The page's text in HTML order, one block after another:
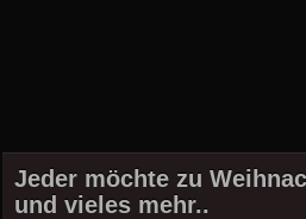
Jeder möchte zu
und vieles mehr..